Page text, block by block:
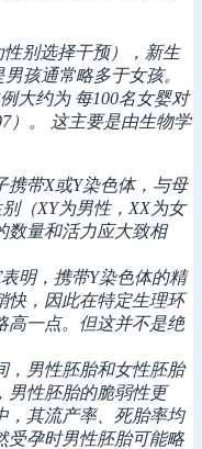
别选择干预），新生
孩通常略多于女孩。
大约为 每100名女婴对
）。 这主要是由生物学
携带X或Y染色体，与母
（XY为男性，XX为女
数量和活力应大致相
明，携带Y染色体的精
快，因此在特定生理环
高一点。但这并不是绝
，男性胚胎和女性胚胎
男性胚胎的脆弱性更
，其流产率、死胎率均
受孕时男性胚胎可能略